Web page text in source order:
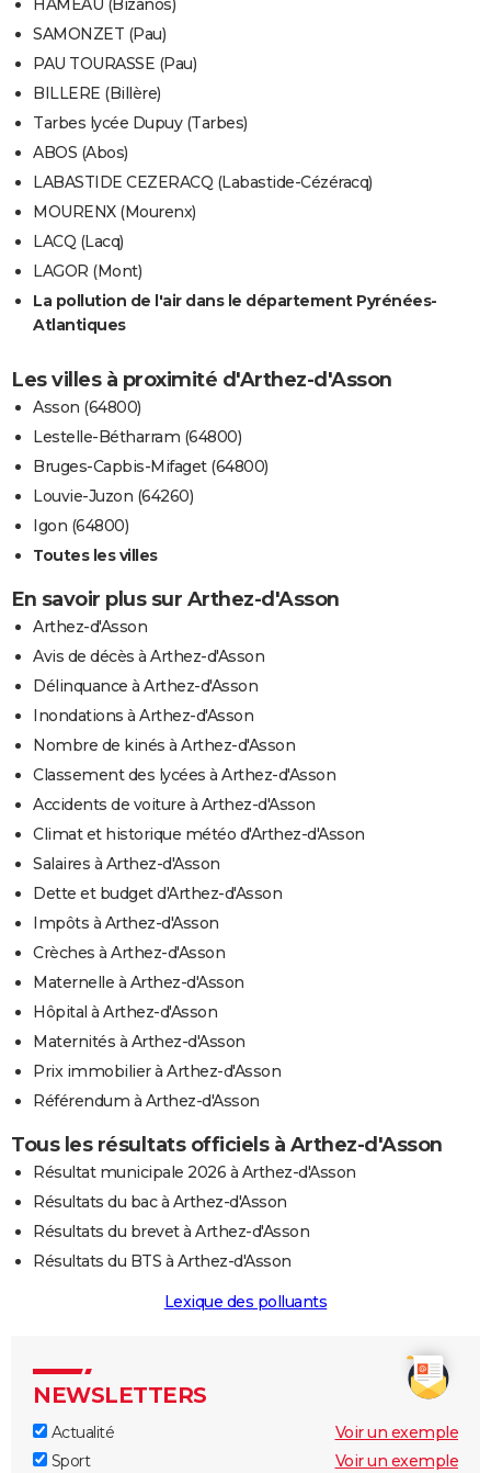
HAMEAU (Bizanos)
SAMONZET (Pau)
PAU TOURASSE (Pau)
BILLERE (Billère)
Tarbes lycée Dupuy (Tarbes)
ABOS (Abos)
LABASTIDE CEZERACQ (Labastide-Cézéracq)
MOURENX (Mourenx)
LACQ (Lacq)
LAGOR (Mont)
La pollution de l'air dans le département Pyrénées-
Atlantiques
Les villes à proximité d'Arthez-d'Asson
Asson (64800)
Lestelle-Bétharram (64800)
Bruges-Capbis-Mifaget (64800)
Louvie-Juzon (64260)
Igon (64800)
Toutes les villes
En savoir plus sur Arthez-d'Asson
Arthez-d'Asson
Avis de décès à Arthez-d'Asson
Délinquance à Arthez-d'Asson
Inondations à Arthez-d'Asson
Nombre de kinés à Arthez-d'Asson
Classement des lycées à Arthez-d'Asson
Accidents de voiture à Arthez-d'Asson
Climat et historique météo d'Arthez-d'Asson
Salaires à Arthez-d'Asson
Dette et budget d'Arthez-d'Asson
Impôts à Arthez-d'Asson
Crèches à Arthez-d'Asson
Maternelle à Arthez-d'Asson
Hôpital à Arthez-d'Asson
Maternités à Arthez-d'Asson
Prix immobilier à Arthez-d'Asson
Référendum à Arthez-d'Asson
Tous les résultats officiels à Arthez-d'Asson
Résultat municipale 2026 à Arthez-d'Asson
Résultats du bac à Arthez-d'Asson
Résultats du brevet à Arthez-d'Asson
Résultats du BTS à Arthez-d'Asson
Lexique des polluants
NEWSLETTERS
Actualité
Voir un exemple
Sport
Voir un exemple